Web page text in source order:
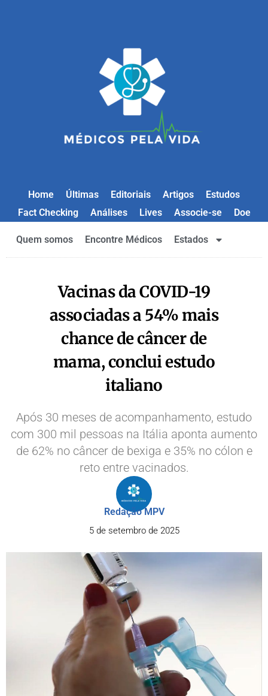
Home Últimas Editoriais Artigos
Estudos
Fact Checking
Análises Lives Associe-se Doe
Quem somos Encontre Médicos Estados
Vacinas da COVID-19
associadas a 54% mais
chance de câncer de
mama, conclui estudo
italiano
Após 30 meses de acompanhamento, estudo
com 300 mil pessoas na Itália aponta aumento
de 62% no câncer de bexiga e 35% no cólon e
reto entre vacinados.
Redação MPV
5 de setembro de 2025